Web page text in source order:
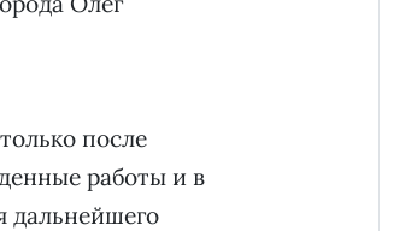
после
работы и в
дальнейшего